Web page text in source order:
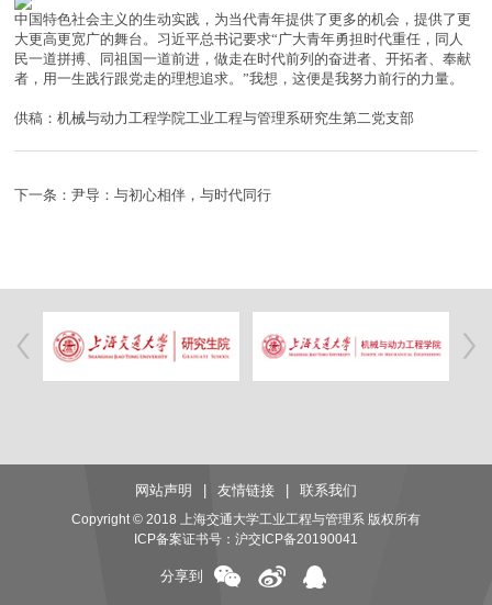
中国特色社会主义的生动实践，为当代青年提供了更多的机会，提供了更
大更高更宽广的舞台。习近平总书记要求“广大青年勇担时代重任，同人
民一道拼搏、同祖国一道前进，做走在时代前列的奋进者、开拓者、奉献
者，用一生践行跟党走的理想追求。”我想，这便是我努力前行的力量。
供稿：机械与动力工程学院工业工程与管理系研究生第二党支部
下一条：尹导：与初心相伴，与时代同行
网站声明 友情链接 联系我们
Copyright © 2018 上海交通大学工业工程与管理系 版权所有
ICP备案证书号： 沪交ICP备20190041
分享到